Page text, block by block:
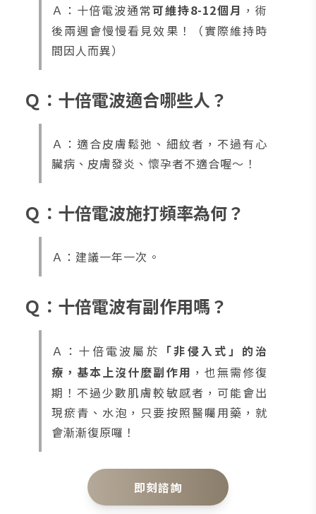
Ａ：十倍電波通常可維持8-12個月 ，術
後兩週會慢慢看見效果！（實際維持時
間因人而異）
Ｑ：十倍電波適合哪些人？
Ａ：適合皮膚鬆弛、細紋者，不過有心
臟病、皮膚發炎、懷孕者不適合喔～！
Ｑ：十倍電波施打頻率為何？
Ａ：建議一年一次。
Ｑ：十倍電波有副作用嗎？
Ａ：十倍電波屬於 「非侵入式」的治
療，基本上沒什麼副作用 ，也無需修復
期！不過少數肌膚較敏感者，可能會出
現瘀青、水泡，只要按照醫囑用藥，就
會漸漸復原囉！
即刻諮詢